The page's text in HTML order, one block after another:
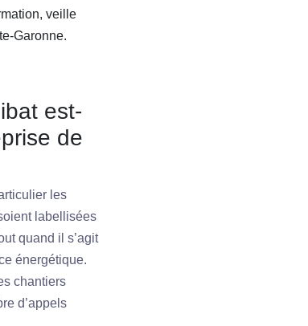
veille
Garonne.
est-
de
les
labellisées
quand il s’agit
énergétique.
chantiers
d’appels